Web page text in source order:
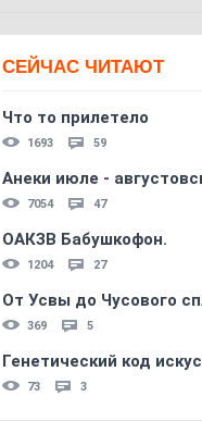
СЕЙЧАС ЧИТАЮТ
Что то прилетело
1693 59
Анеки июле -
7054 47
ОАКЗВ Бабушкофон.
1204 27
От Усвы до Чусового
369 5
Генетический код
73 3